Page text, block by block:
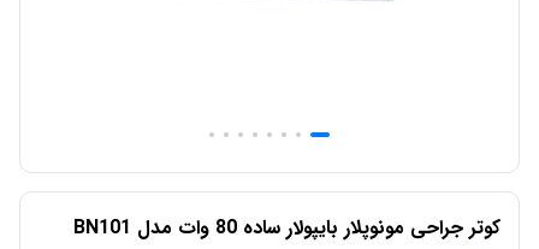
کوتر جراحی مونوپلار بایپولار ساده 80 وات مدل BN101